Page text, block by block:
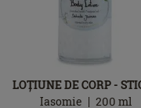
LOȚIUNE DE CORP -
Iasomie
200ml